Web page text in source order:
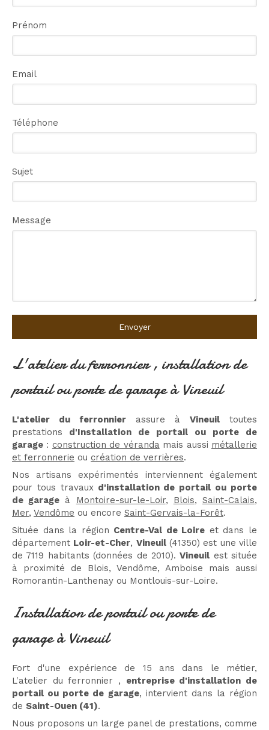
Prénom
Email
Téléphone
Sujet
Message
Envoyer
L'atelier du ferronnier , installation de
portail ou porte de garage à Vineuil
L'atelier du ferronnier assure à Vineuiltoutes
prestations d'Installation de portail ou porte de
garage : construction de véranda mais aussi métallerie
et ferronnerie ou création de verrières.
Nos artisans expérimentés interviennent également
pour tous travauxd'installation de portail ou porte
de garage à Montoire-sur-le-Loir, Blois,Saint-Calais,
Mer, Vendôme ou encore Saint-Gervais-la-Forêt.
Située dans la région Centre-Val de Loire et dans le
département Loir-et-Cher, Vineuil(41350) est une ville
de 7119 habitants (données de 2010).Vineuil est située
à proximité de Blois, Vendôme, Amboise mais aussi
Romorantin-Lanthenay ou Montlouis-sur-Loire.
Installation de portail ou porte de
garage à Vineuil
Fort d'une expérience de 15 ans dans le métier,
L'atelier du ferronnier , entreprise d'installation de
portail ou porte de garage, intervient dans la région
de Saint-Ouen (41).
Nous proposons un large panel de prestations, comme